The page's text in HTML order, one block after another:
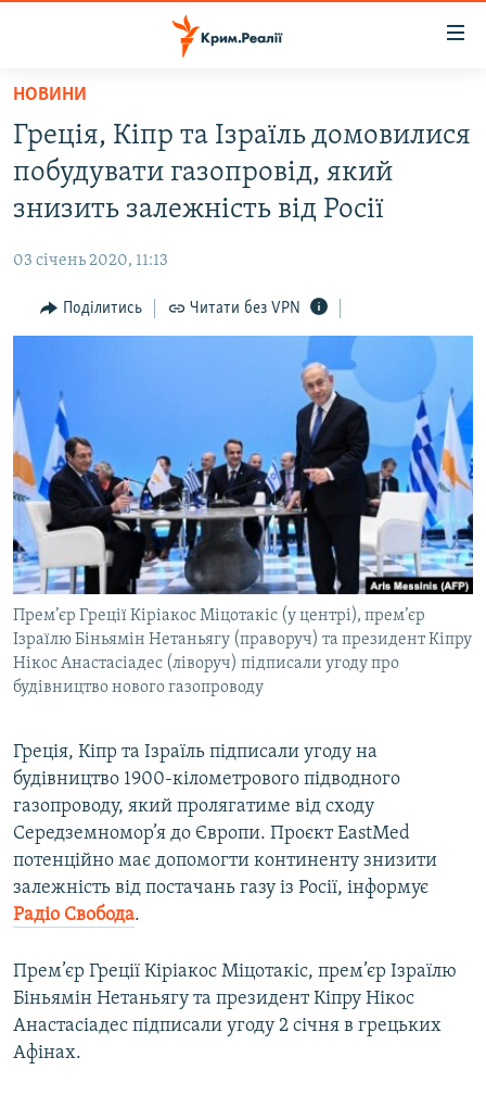
Перейти
основного
матеріалу
Перейти
до
основної
Перейти
до
ВОДА.КРИМ
ВІДЕО ТА ФОТО
БЛОГИ
ПОГЛЯД
ВСЕ ЗА ДЕНЬ
СПЕЦПРОЕКТИ
ДЕПОРТАЦІЯ
ВІДЕОУРОКИ «ELIFBE»
СВІДЧЕННЯ ОКУПАЦІЇ
УКРАЇНСЬКА ПРОБЛЕМА КРИМУ
ІНФОГРАФІКА
ЯК ОБІЙТИ БЛОКУВАННЯ
Русский
Qırımtatar
ДОЛУЧАЙСЯ!
НОВИНИ
Греція, Кіпр та Ізраїль домовилися
побудувати газопровід, який
знизить залежність від Росії
03 січень 2020, 11:13
Поділитись Читати без VPN
Прем’єр Греції Кіріакос Міцотакіс (у центрі), прем’єр
Ізраїлю Біньямін Нетаньягу (праворуч) та президент Кіпру
Нікос Анастасіадес (ліворуч) підписали угоду про
будівництво нового газопроводу
Греція, Кіпр та Ізраїль підписали угоду на
будівництво 1900-кілометрового підводного
газопроводу, який пролягатиме від сходу
Середземномор’я до Європи. Проєкт EastMed
потенційно має допомогти континенту знизити
залежність від постачань газу із Росії, інформує
Радіо Свобода.
Прем’єр Греції Кіріакос Міцотакіс, прем’єр Ізраїлю
Біньямін Нетаньягу та президент Кіпру Нікос
Анастасіадес підписали угоду 2 січня в грецьких
Афінах.